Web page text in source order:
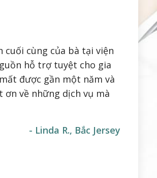
cùng của bà tại viện
hỗ trợ tuyệt cho gia
được gần một năm và
về những dịch vụ mà
- Linda R., Bắc Jersey